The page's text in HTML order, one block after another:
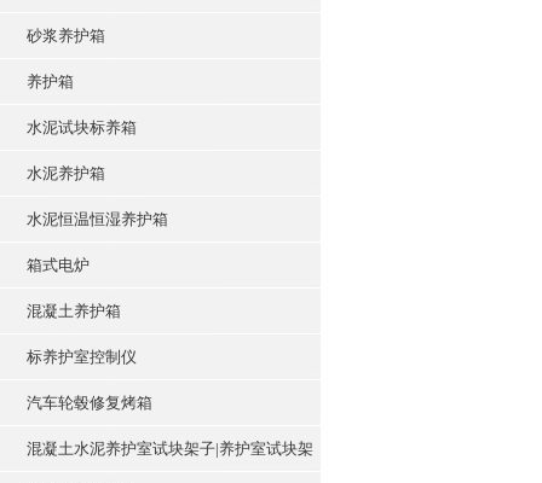
砂浆养护箱
养护箱
水泥试块标养箱
水泥养护箱
水泥恒温恒湿养护箱
箱式电炉
混凝土养护箱
标养护室控制仪
汽车轮毂修复烤箱
混凝土水泥养护室试块架子|养护室试块架